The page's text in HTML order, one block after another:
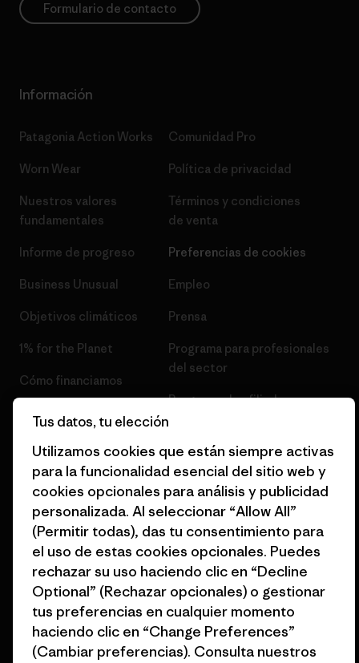
Formulario de contacto
Información
Patagonia Action Works
Worn Wear
Nuestros valores
fundamentales
Informe de progreso
Business Unusual
Objetivos climáticos
1% for the Planet
Cómo financiamos
Tarjetas regalo
Encuentra una tienda
Comunidad Pro
Política de privacidad
Términos y condiciones
de venta
Preferencias de cookies
Empleo
Prensa
Programa para profesionales
del sector
Programa de afiliados
Mapa del sitio Patagonia
España
© 2026 Patagonia, Inc. Todos los derechos reservados.
español
Tus datos, tu elección
Utilizamos cookies que están siempre activas
para la funcionalidad esencial del sitio web y
cookies opcionales para análisis y publicidad
personalizada. Al seleccionar “Allow All”
(Permitir todas), das tu consentimiento para
el uso de estas cookies opcionales. Puedes
rechazar su uso haciendo clic en “Decline
Optional” (Rechazar opcionales) o gestionar
tus preferencias en cualquier momento
haciendo clic en “Change Preferences”
(Cambiar preferencias). Consulta nuestros